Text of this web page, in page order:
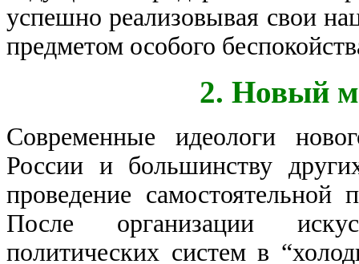
успешно реализовывая свои
предметом особого
2. Новый
Современные идеологи
России и большинству
проведение
После организации
политических систем в